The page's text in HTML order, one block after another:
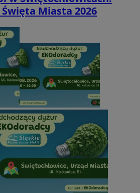
Miasta 2026